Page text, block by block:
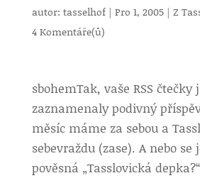
autor: tasselhof| Pro 1, 2005| Z
4 Komentáře(ů)
sbohemTak, vaše RSS čtečky
zaznamenaly podivný
měsíc máme za sebou a
sebevraždu (zase). A nebo
pověsná „Tasslovická